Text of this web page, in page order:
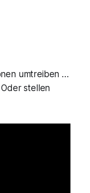
umtreiben …
stellen